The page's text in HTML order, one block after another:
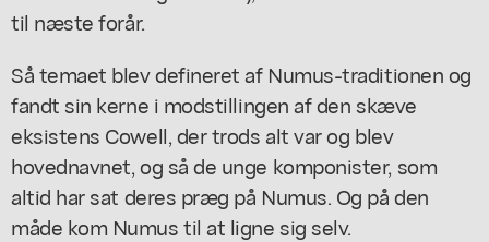
til næste forår.
Så temaet blev defineret af Numus-traditionen og
fandt sin kerne i modstillingen af den skæve
eksistens Cowell, der trods alt var og blev
hovednavnet, og så de unge komponister, som
altid har sat deres præg på Numus. Og på den
måde kom Numus til at ligne sig selv.